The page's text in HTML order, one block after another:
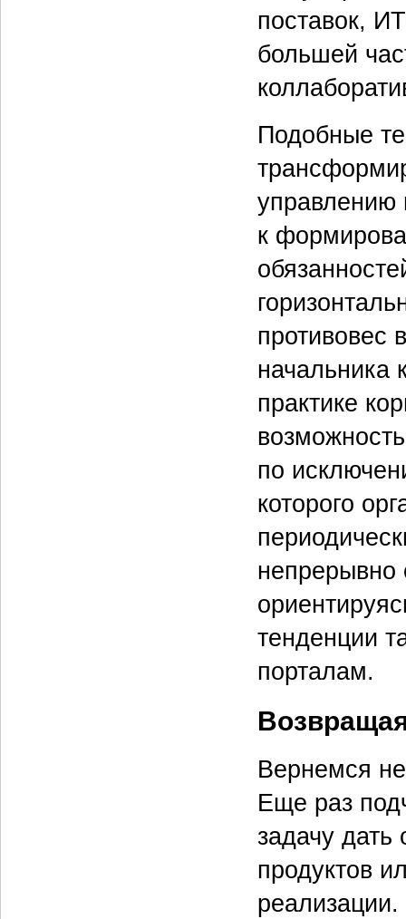
поставок,
большей
Подобные
управлению
к
противовес
начальника
практике
по
которого
непрерывно
тенденции
порталам.
Вернемся
Еще раз
задачу дать
продуктов